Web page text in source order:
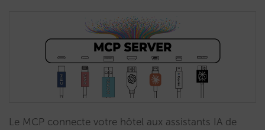
Le MCP connecte votre hôtel aux assistants IA de